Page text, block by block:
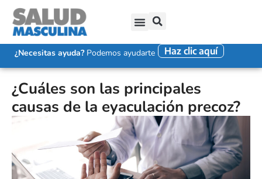
¿Necesitas ayuda?Podemos ayudarte Haz clic aquí
¿Cuáles son las principales
causas de la eyaculación precoz?